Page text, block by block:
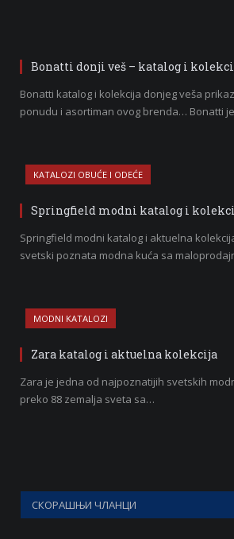
Bonatti donji veš – katalog i
Bonatti katalog i kolekcija donjeg veša
ponudu i asortiman ovog brenda… Bonatti
KATALOZI OBUĆE I ODEĆE
Springfield modni katalog i
Springfield modni katalog i aktuelna
svetski poznata modna kuća sa
MODNI KATALOZI
Zara katalog i aktuelna kolekcija
Zara je jedna od najpoznatijih svetskih
preko 88 zemalja sveta sa…
СКОРАШЊИ ЧЛАНЦИ